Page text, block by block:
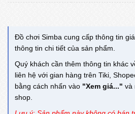
Đồ chơi Simba cung cấp thông tin
thông tin chi tiết của sản phẩm.
Quý khách cần thêm thông tin khác
liên hệ với gian hàng trên Tiki,
bằng cách nhấn vào "Xem giá..." và
shop.